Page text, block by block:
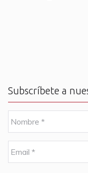
Subscríbete a
o
m
e
m
a